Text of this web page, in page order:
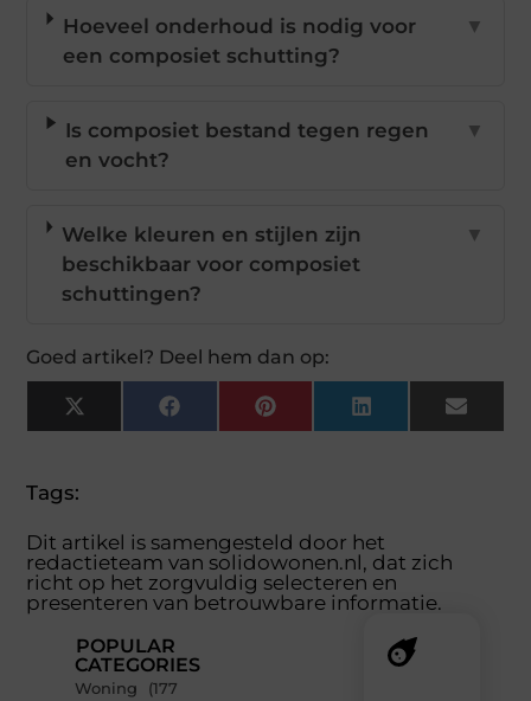
Hoeveel onderhoud is nodig voor
een composiet schutting?
▼
Is composiet bestand tegen regen
en vocht?
▼
Welke kleuren en stijlen zijn
beschikbaar voor composiet
schuttingen?
▼
Goed artikel? Deel hem dan op:
X
(Twitter)
FacebookPinterestLinkedInEmail
Tags:
Dit artikel is samengesteld door het
redactieteam van solidowonen.nl, dat zich
richt op het zorgvuldig selecteren en
presenteren van betrouwbare informatie.
POPULAR
CATEGORIES
Woning
(177